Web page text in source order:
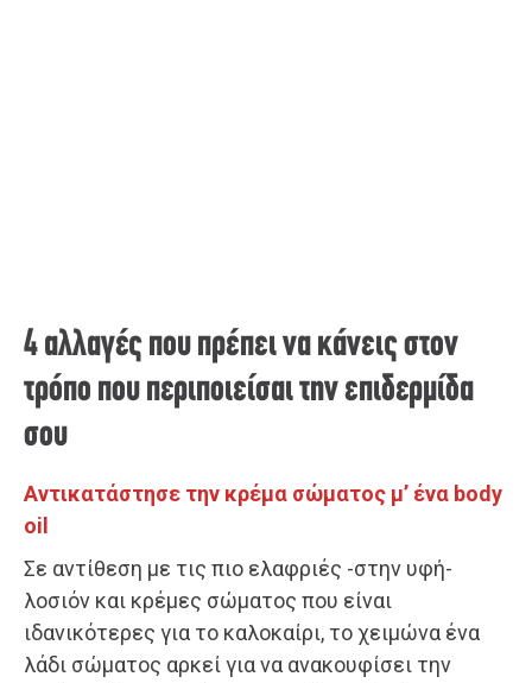
4 αλλαγές που πρέπει να κάνεις στον
τρόπο που περιποιείσαι την επιδερμίδα
σου
Αντικατάστησε την κρέμα σώματος μ’ ένα body
oil
Σε αντίθεση με τις πιο ελαφριές -στην υφή-
λοσιόν και κρέμες σώματος που είναι
ιδανικότερες για το καλοκαίρι, το χειμώνα ένα
λάδι σώματος αρκεί για να ανακουφίσει την